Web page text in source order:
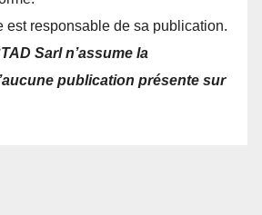
est responsable de sa publication.
Sarl n’assume la
publication présente sur